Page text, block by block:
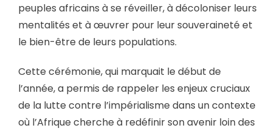
peuples africains à se réveiller, à décoloniser leurs
mentalités et à œuvrer pour leur souveraineté et
le bien-être de leurs populations.
Cette cérémonie, qui marquait le début de
l’année, a permis de rappeler les enjeux cruciaux
de la lutte contre l’impérialisme dans un contexte
où l’Afrique cherche à redéfinir son avenir loin des